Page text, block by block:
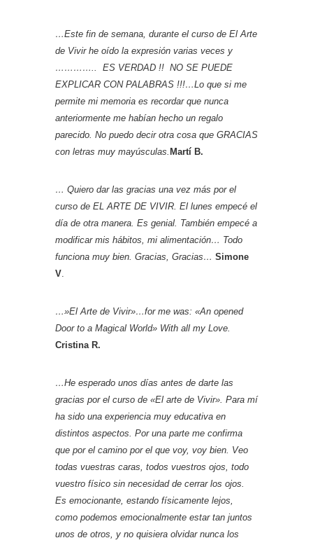
…Este fin de semana, durante el curso de El Arte
de Vivir he oído la expresión varias veces y
………….. ES VERDAD !! NO SE PUEDE
EXPLICAR CON PALABRAS !!!…Lo que si me
permite mi memoria es recordar que nunca
anteriormente me habían hecho un regalo
parecido. No puedo decir otra cosa que GRACIAS
con letras muy mayúsculas. Martí B.
… Quiero dar las gracias una vez más por el
curso de EL ARTE DE VIVIR. El lunes empecé el
día de otra manera. Es genial. También empecé a
modificar mis hábitos, mi alimentación… Todo
funciona muy bien. Gracias, Gracias… Simone
V.
…»El Arte de Vivir»…for me was: «An opened
Door to a Magical World» With all my Love.
Cristina R.
…He esperado unos días antes de darte las
gracias por el curso de «El arte de Vivir». Para mí
ha sido una experiencia muy educativa en
distintos aspectos. Por una parte me confirma
que por el camino por el que voy, voy bien. Veo
todas vuestras caras, todos vuestros ojos, todo
vuestro físico sin necesidad de cerrar los ojos.
Es emocionante, estando físicamente lejos,
como podemos emocionalmente estar tan juntos
unos de otros, y no quisiera olvidar nunca los